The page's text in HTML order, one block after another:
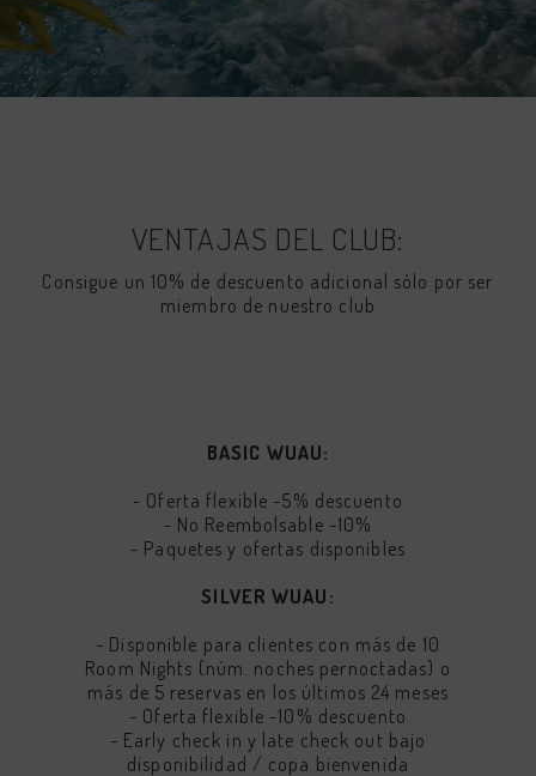
VENTAJAS DEL CLUB:
Consigue un 10% de descuento adicional sólo por ser
miembro de nuestro club
BASIC WUAU:
- Oferta flexible -5% descuento
- No Reembolsable -10%
- Paquetes y ofertas disponibles
SILVER WUAU:
- Disponible para clientes con más de 10
Room Nights (núm. noches pernoctadas) o
más de 5 reservas en los últimos 24 meses
- Oferta flexible -10% descuento
- Early check in y late check out bajo
disponibilidad / copa bienvenida